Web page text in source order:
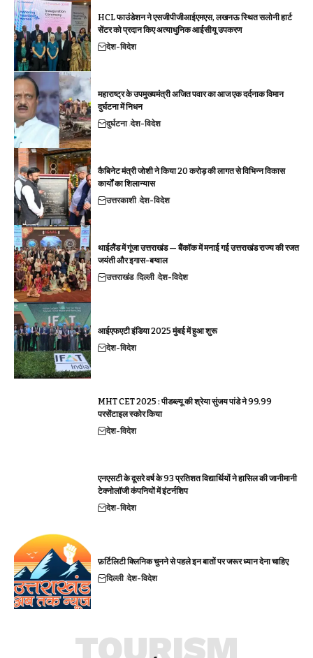
HCL फाउंडेशन ने एसजीपीजीआईएमएस, लखनऊ स्थित सलोनी हार्ट
सेंटर को प्रदान किए अत्याधुनिक आईसीयू उपकरण
देश-विदेश
महाराष्ट्र के उपमुख्यमंत्री अजित पवार का आज एक दर्दनाक विमान
दुर्घटना में निधन
दुर्घटना देश-विदेश
कैबिनेट मंत्री जोशी ने किया 20 करोड़ की लागत से विभिन्न विकास
कार्यों का शिलान्यास
उत्तरकाशी देश-विदेश
थाईलैंड में गूंजा उत्तराखंड — बैंकॉक में मनाई गई उत्तराखंड राज्य की रजत
जयंती और इगास-बग्वाल
उत्तराखंड दिल्ली देश-विदेश
आईएफएटी इंडिया 2025 मुंबई में हुआ शुरू
देश-विदेश
MHT CET 2025 : पीडब्ल्यू की श्रेया सुंजय पांडे ने 99.99
परसेंटाइल स्कोर किया
देश-विदेश
एनएसटी के दूसरे वर्ष के 93 प्रतिशत विद्यार्थियों ने हासिल की जानीमानी
टेक्नोलॉजी कंपनियों में इंटर्नशिप
देश-विदेश
फ़र्टिलिटी क्लिनिक चुनने से पहले इन बातों पर जरूर ध्यान देना चाहिए
दिल्ली देश-विदेश
TOURISM